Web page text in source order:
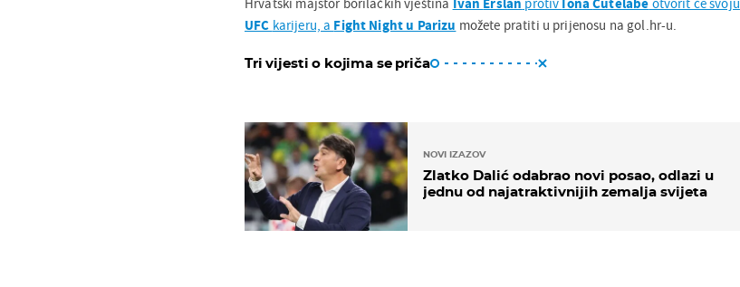
UFC karijeru, a Fight Night u Parizu možete pratiti u prijenosu na gol.hr-u.
Tri vijesti o kojima se priča
NOVI IZAZOV
Zlatko Dalić odabrao novi posao, odlazi u
jednu od najatraktivnijih zemalja svijeta